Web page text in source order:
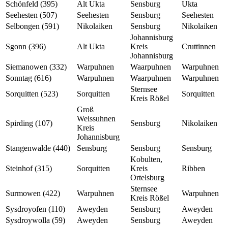
Schönfeld (395)
Alt Ukta Sensburg
Ukta
Seehesten (507)
Seehesten Sensburg
Seehesten
Selbongen (591)
Nikolaiken Sensburg Nikolaiken
Sgonn (396) Alt Ukta
Johannisburg
Kreis
Johannisburg
Cruttinnen
Siemanowen (332) Warpuhnen Waarpuhnen
Warpuhnen
Sonntag (616)
Warpuhnen Waarpuhnen
Warpuhnen
Sorquitten (523)
Sorquitten
Sternsee
Kreis Rößel
Sorquitten
Spirding (107)
Groß
Weissuhnen
Kreis
Johannisburg
Sensburg Nikolaiken
Stangenwalde (440) Sensburg Sensburg Sensburg
Steinhof (315) Sorquitten
Kobulten,
Kreis
Ortelsburg
Ribben
Surmowen (422) Warpuhnen
Sternsee
Kreis Rößel
Warpuhnen
Sysdroyofen (110)
Aweyden Sensburg
Aweyden
Sysdroywolla (59)
Aweyden Sensburg
Aweyden